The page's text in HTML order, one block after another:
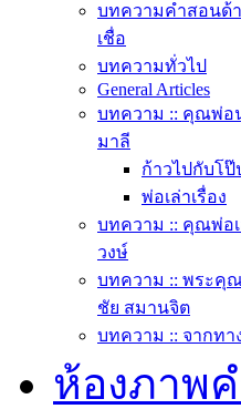
บทความคำสอนด้
เชื่อ
บทความทั่วไป
General Articles
บทความ :: คุณพ่อ
มาลี
ก้าวไปกับโป๊
พ่อเล่าเรื่อง
บทความ :: คุณพ่อ
วงษ์
บทความ :: พระคุณ
ชัย สมานจิต
บทความ :: จากทา
ห้องภาพ